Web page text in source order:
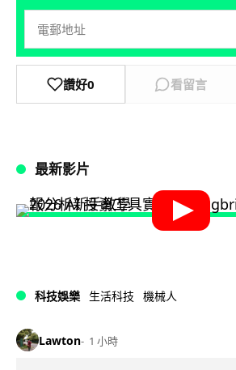
讚好0 看留言
最新影片
科技娛樂 生活科技 機械人
Lawton 1 小時